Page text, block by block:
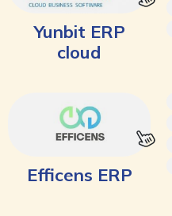
Yunbit ERP
cloud
Efficens ERP